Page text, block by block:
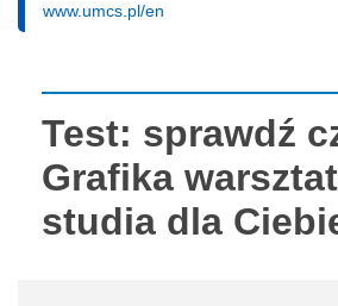
www.umcs.pl/en
Test: sprawdź
Grafika
studia dla